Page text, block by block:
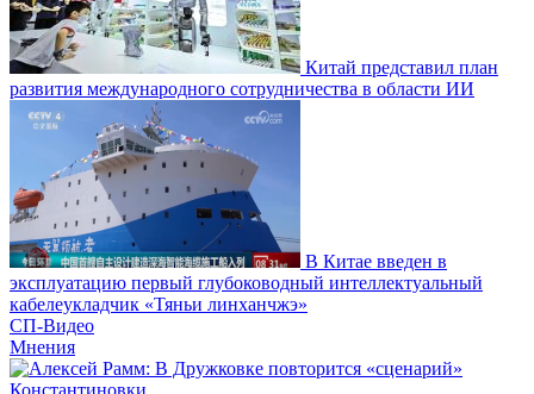
Китай представил план
развития международного сотрудничества в области ИИ
В Китае введен в
эксплуатацию первый глубоководный интеллектуальный
кабелеукладчик «Тяньи линханчжэ»
СП-Видео
Мнения